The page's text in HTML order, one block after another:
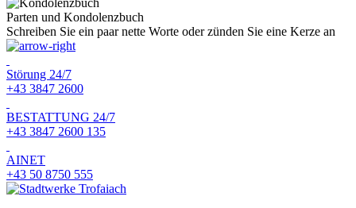
Parten und Kondolenzbuch
Schreiben Sie ein paar nette Worte oder zünden Sie eine Kerze an
Störung 24/7
+43 3847 2600
BESTATTUNG 24/7
+43 3847 2600 135
AINET
+43 50 8750 555